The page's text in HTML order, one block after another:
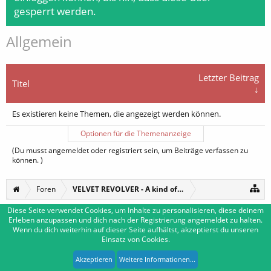
gesperrt werden.
Allgemein
Titel
Letzter Beitrag
↓
Es existieren keine Themen, die angezeigt werden können.
Optionen für die Themenanzeige
(Du musst angemeldet oder registriert sein, um Beiträge verfassen zu
können. )
Foren VELVET REVOLVER - A kind of reunion
Deutsch [Du] Kontakt
Impressum Nutzungsbedingungen
Forum software by XenForo™|Media embeds by s9e-Deutsch von xenDach
XenForo style by Pixel Exit
Diese Seite verwendet Cookies, um Inhalte zu personalisieren, diese deinem
Erleben anzupassen und dich nach der Registrierung angemeldet zu halten.
Wenn du dich weiterhin auf dieser Seite aufhältst, akzeptierst du unseren
Einsatz von Cookies.
Akzeptieren Weitere Informationen...